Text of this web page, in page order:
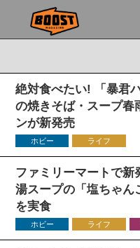
絶対食べたい! 「暴君
の焼きそば・スープ春
ンが新発売
ホビー ライフ
ファミリーマートで新
湯スープの「塩ちゃん
を実食
ホビー ライフ